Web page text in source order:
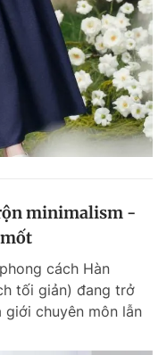
minimalism -
cách Hàn
tối giản) đang trở
chuyên môn lẫn